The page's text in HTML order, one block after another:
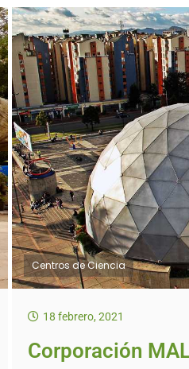
Centros de Ciencia
18 febrero, 2021
Corporación